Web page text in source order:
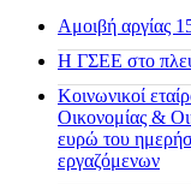
Αμοιβή αργίας
H ΓΣΕΕ στο
Κοινωνικοί
Οικονομίας &
ευρώ του
εργαζόμενων